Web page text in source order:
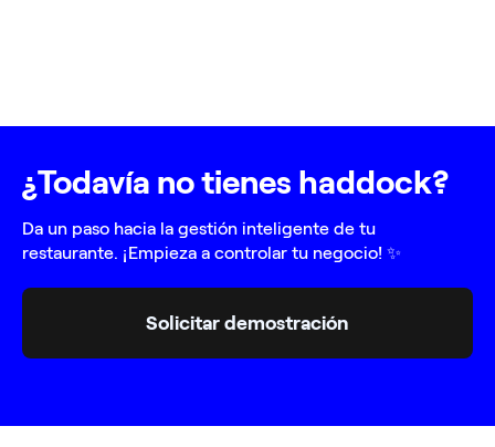
¿Todavía no tienes haddock?
Da un paso hacia la gestión inteligente de tu
restaurante. ¡Empieza a controlar tu negocio! ✨
Solicitar demostración